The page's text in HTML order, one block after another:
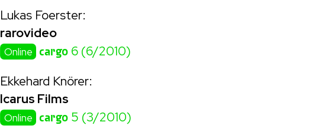
Lukas Foerster:
rarovideo
Online cargo 6 (6/2010)
Ekkehard Knörer:
Icarus Films
Online cargo 5 (3/2010)